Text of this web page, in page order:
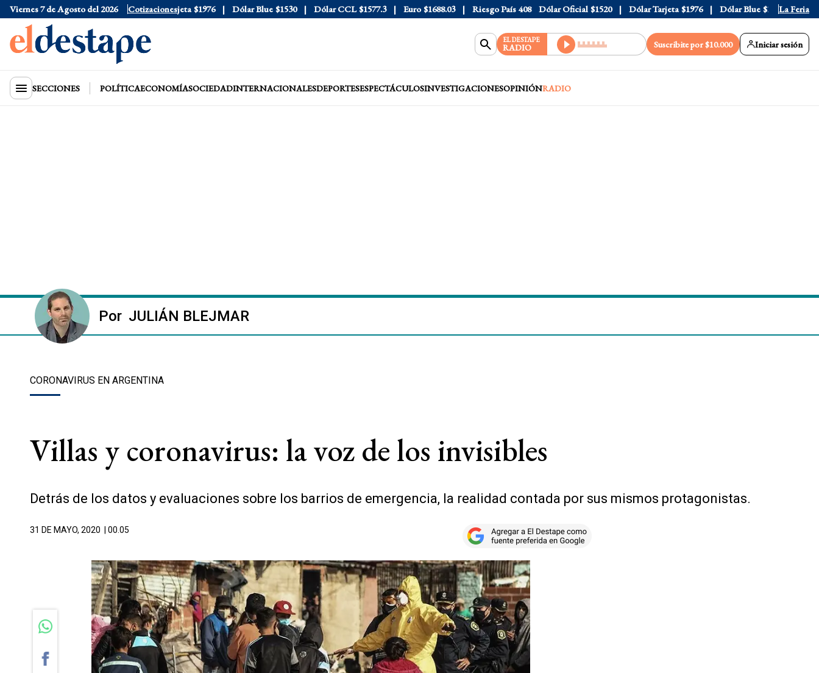
Viernes 7 de Agosto del 2026 Cotizaciones
Dólar Oficial $1520 Dólar Tarjeta $1976 Dólar Blue $1530 Dólar CCL $1577.3 Euro $1688.03 Riesgo País 408 Dólar Oficial $1520 Dólar Tarjeta $1976 Dólar Blue $1530 Dólar
La Feria
EL DESTAPE
RADIO Suscribite por $10.000 Iniciar sesión
SECCIONES POLÍTICAECONOMÍASOCIEDADINTERNACIONALESDEPORTESESPECTÁCULOSINVESTIGACIONESOPINIÓNRADIO
Por JULIÁN BLEJMAR
CORONAVIRUS EN ARGENTINA
Villas y coronavirus: la voz de los invisibles
Detrás de los datos y evaluaciones sobre los barrios de emergencia, la realidad contada por sus mismos protagonistas.
31 DE MAYO, 2020 | 00.05